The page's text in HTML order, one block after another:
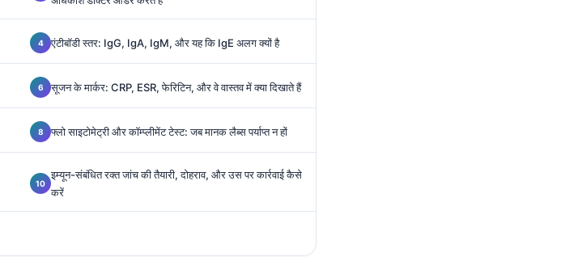
एंटीबॉडी स्तर: IgG, IgA, IgM, और यह कि IgE अलग क्यों है
सूजन के मार्कर: CRP, ESR, फेरिटिन, और वे वास्तव में क्या दिखाते हैं
फ्लो साइटोमेट्री और कॉम्प्लीमेंट टेस्ट: जब मानक लैब्स पर्याप्त न हों
इम्यून-संबंधित रक्त जांच की तैयारी, दोहराव, और उस पर कार्रवाई कैसे
करें